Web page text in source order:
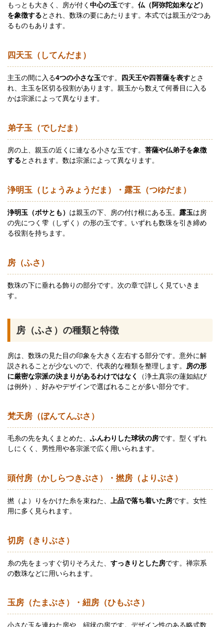
もっとも大きく、房が付く 中心の玉です。 仏（阿弥陀如来など）
を象徴するとされ、数珠の要にあたります。本式では親玉が2つあ
るものもあります。
四天玉（してんだま）
主玉の間に入る4つの小さな玉です。 四天王や四菩薩を表すとさ
れ、主玉を区切る役割があります。親玉から数えて何番目に入る
かは宗派によって異なります。
弟子玉（でしだま）
房の上、親玉の近くに連なる小さな玉です。 菩薩や仏弟子を象徴
するとされます。数は宗派によって異なります。
浄明玉（じょうみょうだま）・露玉（つゆだま）
浄明玉（ボサとも） は親玉の下、房の付け根にある玉。 露玉は房
の先につく雫（しずく）の形の玉です。いずれも数珠を引き締め
る役割を持ちます。
房（ふさ）
数珠の下に垂れる飾りの部分です。次の章で詳しく見ていきま
す。
房（ふさ）の種類と特徴
房は、数珠の見た目の印象を大きく左右する部分です。意外に解
説されることが少ないので、代表的な種類を整理します。
房の形
に厳密な宗派の決まりがあるわけではなく
（浄土真宗の蓮如結び
は例外）、好みやデザインで選ばれることが多い部分です。
梵天房（ぼんてんぶさ）
毛糸の先を丸くまとめた、 ふんわりした球状の房です。型くずれ
しにくく、男性用や各宗派で広く用いられます。
頭付房（かしらつきぶさ）・撚房（よりぶさ）
撚（よ）りをかけた糸を束ねた、 上品で落ち着いた房です。女性
用に多く見られます。
切房（きりぶさ）
糸の先をまっすぐ切りそろえた、 すっきりとした房です。禅宗系
の数珠などに用いられます。
玉房（たまぶさ）・紐房（ひもぶさ）
小さな玉を連ねた房や、紐状の房です。デザイン性のある略式数